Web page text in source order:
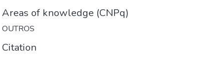
Areas of knowledge (CNPq)
OUTROS
Citation